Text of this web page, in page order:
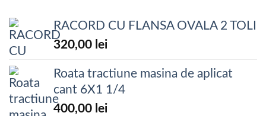
RACORD CU FLANSA OVALA 2 TOLI
320,00 lei
Roata tractiune masina de aplicat
cant 6X1 1/4
400,00 lei